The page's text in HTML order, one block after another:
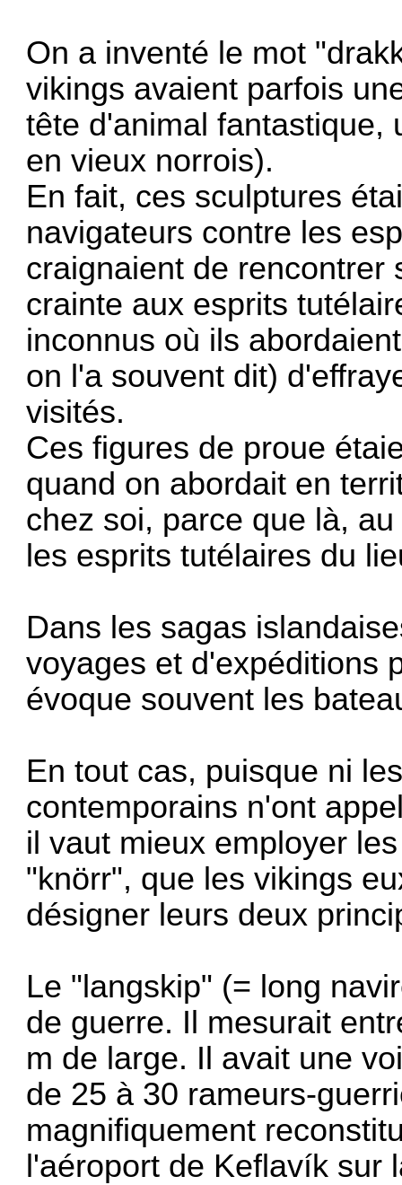
On a inventé le mot
vikings avaient parfois
tête d'animal fantastique,
en vieux norrois).
En fait, ces sculptures
navigateurs contre les
craignaient de rencontrer
crainte aux esprits
inconnus où ils
on l'a souvent dit)
visités.
Ces figures de proue
quand on abordait en
chez soi, parce que là,
les esprits tutélaires du
Dans les sagas
voyages et d'expéditions
évoque souvent les
En tout cas, puisque ni
contemporains n'ont
il vaut mieux employer
"knörr", que les vikings
désigner leurs deux
Le "langskip" (= long
de guerre. Il mesurait
m de large. Il avait une
de 25 à 30 rameurs-
magnifiquement
l'aéroport de Keflavík sur